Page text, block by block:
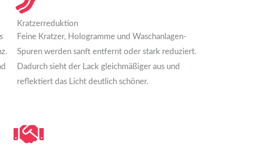
Kratzerreduktion
Feine Kratzer, Hologramme und Waschanlagen-
Spuren werden sanft entfernt oder stark reduziert.
Dadurch sieht der Lack gleichmäßiger aus und
reflektiert das Licht deutlich schöner.